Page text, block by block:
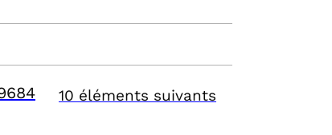
10 éléments suivants